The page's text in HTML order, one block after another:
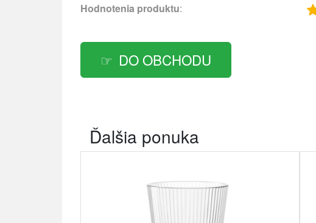
Hodnotenia produktu:
DO OBCHODU
Ďalšia ponuka